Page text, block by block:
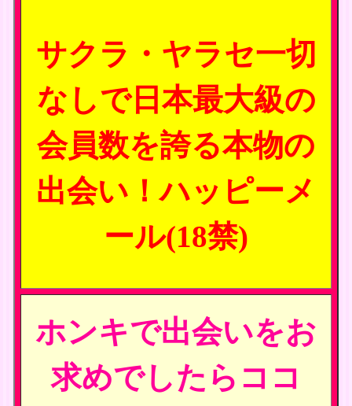
サクラ・ヤラセ一切
なしで日本最大級の
会員数を誇る本物の
出会い！ハッピーメ
ール(18禁)
ホンキで出会いをお
求めでしたらココ